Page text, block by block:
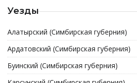
Уезды
Алатырский (Симбирская губерния)
Ардатовский (Симбирская губерния)
Буинский (Симбирская губерния)